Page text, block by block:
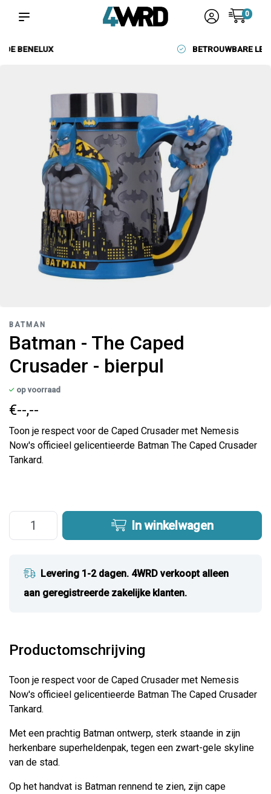
0
BETROUWBARE LEVERANCIERS
BATMAN
Batman - The Caped
Crusader - bierpul
op voorraad
€--,--
Toon je respect voor de Caped Crusader met Nemesis
Now's officieel gelicentieerde Batman The Caped Crusader
Tankard.
In winkelwagen
Levering 1-2 dagen. 4WRD verkoopt alleen
aan geregistreerde zakelijke klanten.
Productomschrijving
Toon je respect voor de Caped Crusader met Nemesis
Now's officieel gelicentieerde Batman The Caped Crusader
Tankard.
Met een prachtig Batman ontwerp, sterk staande in zijn
herkenbare superheldenpak, tegen een zwart-gele skyline
van de stad.
Op het handvat is Batman rennend te zien, zijn cape